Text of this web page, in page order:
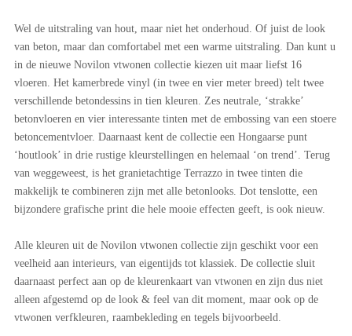
Wel de uitstraling van hout, maar niet het onderhoud. Of juist de look
van beton, maar dan comfortabel met een warme uitstraling. Dan kunt u
in de nieuwe Novilon vtwonen collectie kiezen uit maar liefst 16
vloeren. Het kamerbrede vinyl (in twee en vier meter breed) telt twee
verschillende betondessins in tien kleuren. Zes neutrale, ‘strakke’
betonvloeren en vier interessante tinten met de embossing van een stoere
betoncementvloer. Daarnaast kent de collectie een Hongaarse punt
‘houtlook’ in drie rustige kleurstellingen en helemaal ‘on trend’. Terug
van weggeweest, is het granietachtige Terrazzo in twee tinten die
makkelijk te combineren zijn met alle betonlooks. Dot tenslotte, een
bijzondere grafische print die hele mooie effecten geeft, is ook nieuw.
Alle kleuren uit de Novilon vtwonen collectie zijn geschikt voor een
veelheid aan interieurs, van eigentijds tot klassiek. De collectie sluit
daarnaast perfect aan op de kleurenkaart van vtwonen en zijn dus niet
alleen afgestemd op de look & feel van dit moment, maar ook op de
vtwonen verfkleuren, raambekleding en tegels bijvoorbeeld.